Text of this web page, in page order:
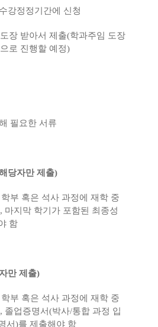
강정정기간에 신청
장 받아서 제출(학과주임 도장
로 진행할 예정)
필요한 서류
당자만 제출)
부 혹은 석사 과정에 재학 중
마지막 학기가 포함된 최종성
함
만 제출)
부 혹은 석사 과정에 재학 중
졸업증명서(박사/통합 과정 입
서)를 제출해야 함